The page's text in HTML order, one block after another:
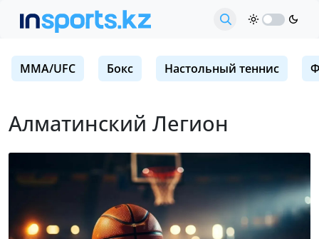
MMA/UFC Бокс Настольный теннис
Алматинский Легион